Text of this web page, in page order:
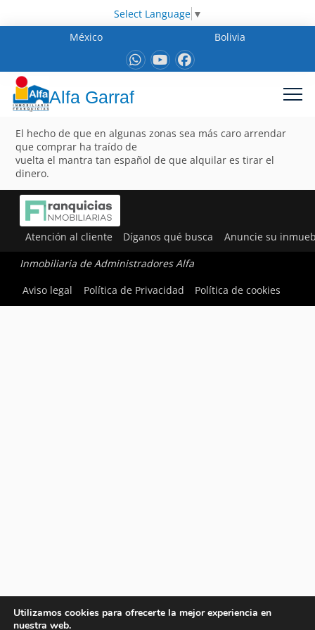
Select Language ▼
México
Bolivia
Alfa Garraf
El hecho de que en algunas zonas sea más caro arrendar
que comprar ha traído de
vuelta el mantra tan español de que alquilar es tirar el
dinero.
Atención al cliente Díganos qué busca Anuncie su
Inmobiliaria de Administradores Alfa
Aviso legal
Política de Privacidad Política de cookies
Utilizamos cookies para ofrecerte la mejor experiencia en
nuestra web.